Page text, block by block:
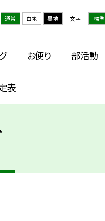
通常 白地 黒地 文字 標準
お便り 部活動
表